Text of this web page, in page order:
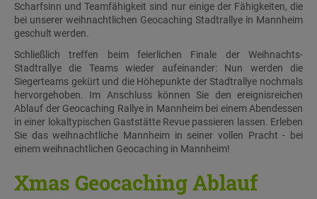
Scharfsinn und Teamfähigkeit sind nur einige der Fähigkeiten, die
bei unserer weihnachtlichen Geocaching Stadtrallye in Mannheim
geschult werden.
Schließlich treffen beim feierlichen Finale der Weihnachts-
Stadtrallye die Teams wieder aufeinander: Nun werden die
Siegerteams gekürt und die Höhepunkte der Stadtrallye nochmals
hervorgehoben. Im Anschluss können Sie den ereignisreichen
Ablauf der Geocaching Rallye in Mannheim bei einem Abendessen
in einer lokaltypischen Gaststätte Revue passieren lassen. Erleben
Sie das weihnachtliche Mannheim in seiner vollen Pracht - bei
einem weihnachtlichen Geocaching in Mannheim!
Xmas Geocaching Ablauf